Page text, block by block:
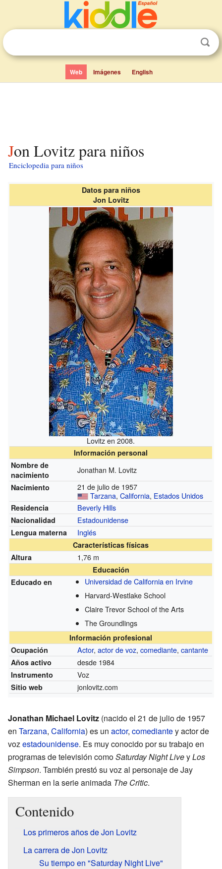
Web Imágenes English
Jon Lovitz para niños
Enciclopedia para niños
Datos para niños
Jon Lovitz
Lovitz en 2008.
Información personal
Nombre de
nacimiento
Jonathan M. Lovitz
Nacimiento
21 de julio de 1957
Tarzana,California, Estados Unidos
Residencia Beverly Hills
Nacionalidad Estadounidense
Lengua materna Inglés
Características físicas
Altura
1,76 m
Educación
Educado en
Universidad de California en Irvine
Harvard-Westlake School
Claire Trevor School of the Arts
The Groundlings
Información profesional
Ocupación
Actor,actor de voz,comediante,cantante
Años activo desde 1984
Instrumento Voz
Sitio web jonlovitz.com
Jonathan Michael Lovitz (nacido el 21 de julio de 1957
en Tarzana, California) es un actor, comediantey actor de
vozestadounidense. Es muy conocido por su trabajo en
programas de televisión comoSaturday Night LiveyLos
Simpson. También prestó su voz al personaje de Jay
Sherman en la serie animada The Critic.
Contenido
Los primeros años de Jon Lovitz
La carrera de Jon Lovitz
Su tiempo en "Saturday Night Live"